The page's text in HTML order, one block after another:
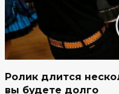
Ролик длится
вы будете долго